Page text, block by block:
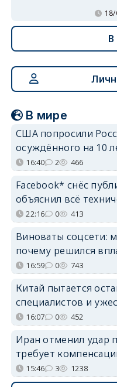
В
В мире
США попросили
осуждённого на 10
16:40 2 466
Facebook* снёс
объяснил всё
22:16 0 413
Виноваты соцсети:
почему решился
16:59 0 743
Китай пытается
специалистов и
16:07 0 452
Иран отменил удар
требует
15:46 3 1238